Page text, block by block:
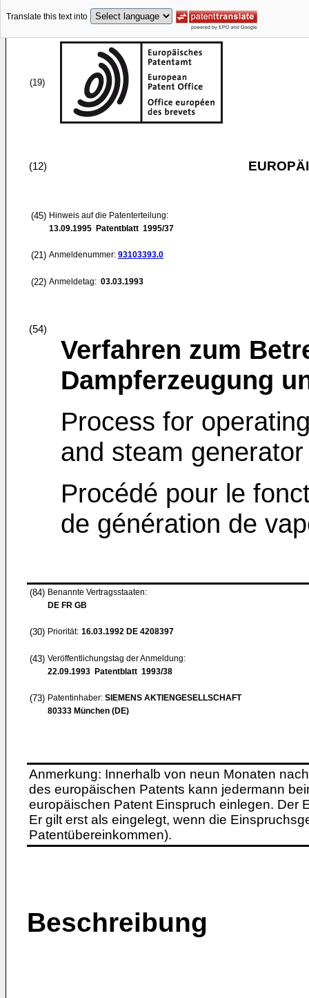
Translate this text into
(19)
(12)
(45) Hinweis auf die Patenterteilung:
13.09.1995 Patentblatt 1995/37
(21) Anmeldenummer: 93103393.0
(22) Anmeldetag: 03.03.1993
(54)
Verfahren zum
Dampferzeugung
Process for
and steam generator
Procédé pour le
de génération de
(84) Benannte Vertragsstaaten:
DE FR GB
(30) Priorität: 16.03.1992 DE 4208397
(43) Veröffentlichungstag der Anmeldung:
22.09.1993 Patentblatt 1993/38
(73) Patentinhaber: SIEMENS AKTIENGESELLSCHAFT
80333 München (DE)
Anmerkung: Innerhalb von neun Monaten
des europäischen Patents kann jedermann
europäischen Patent Einspruch einlegen. Der
Er gilt erst als eingelegt, wenn die
Patentübereinkommen).
Beschreibung